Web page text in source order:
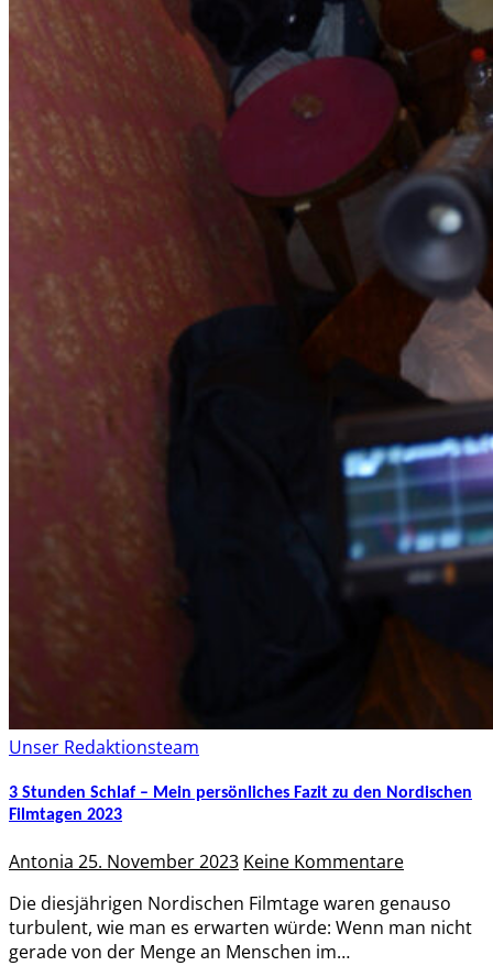
Unser Redaktionsteam
3 Stunden Schlaf – Mein persönliches Fazit zu den Nordischen
Filmtagen 2023
Antonia 25. November 2023 Keine Kommentare
Die diesjährigen Nordischen Filmtage waren genauso
turbulent, wie man es erwarten würde: Wenn man nicht
gerade von der Menge an Menschen im…